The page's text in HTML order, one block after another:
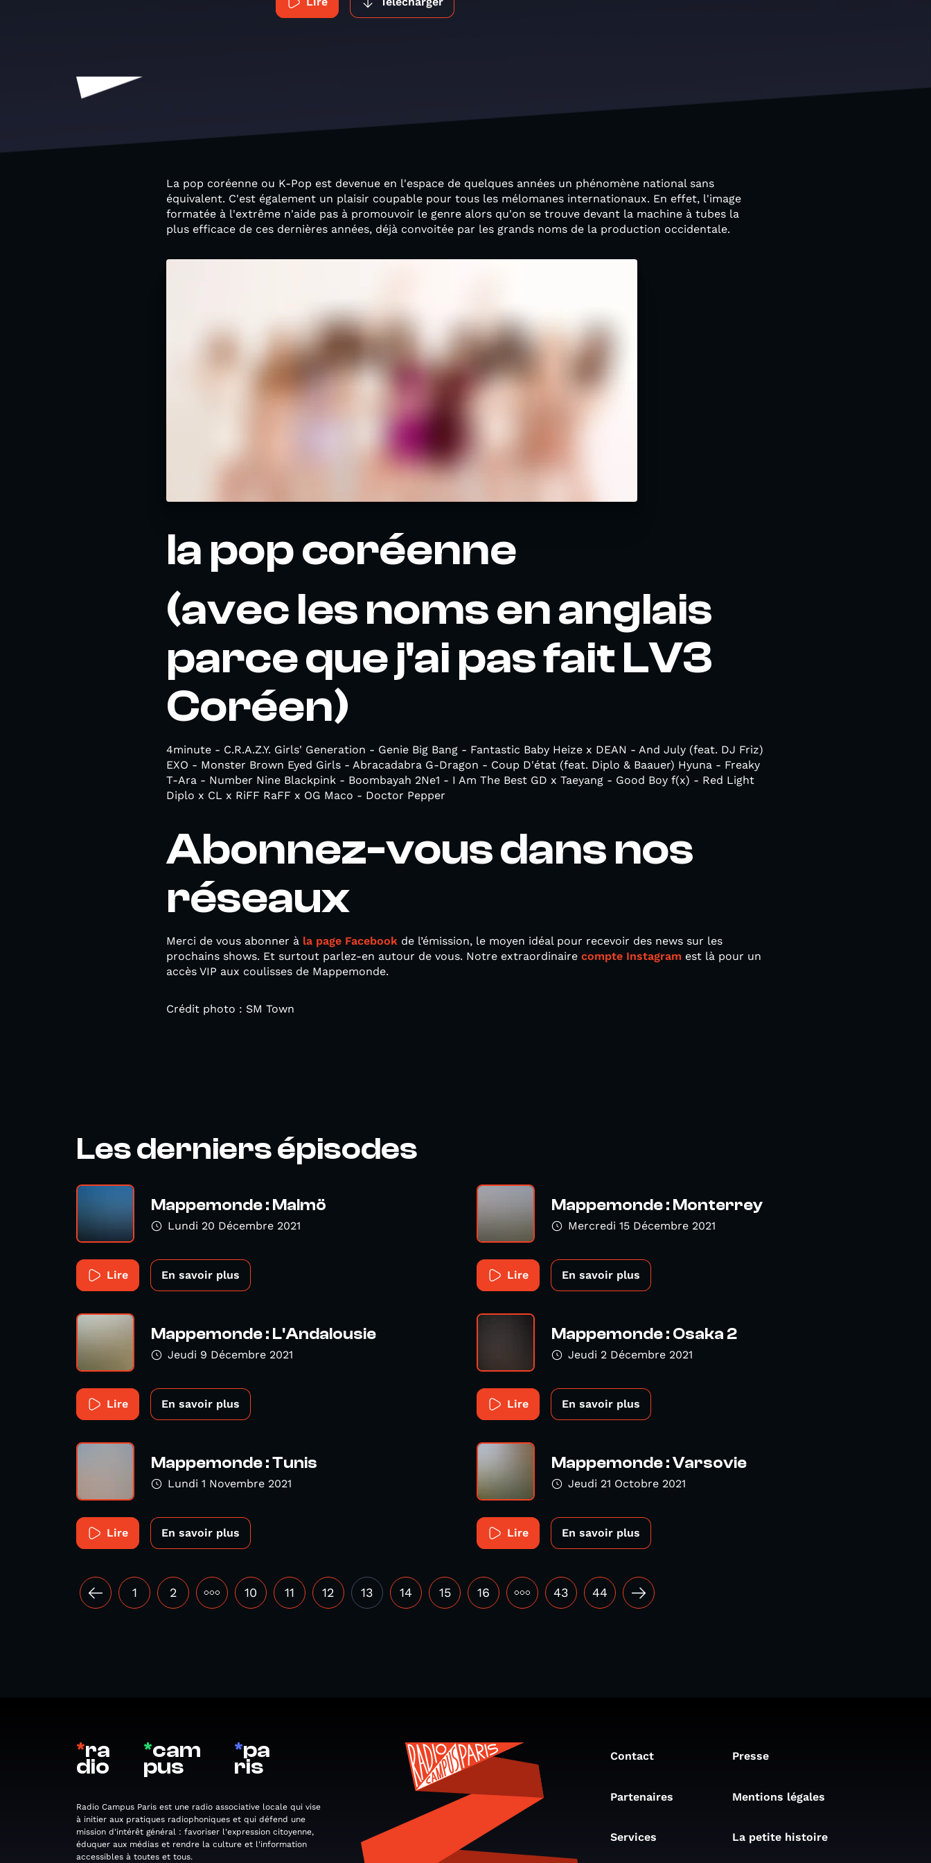
La pop coréenne ou K-Pop est devenue en l'espace de quelques années un phénomène national sans
équivalent. C'est également un plaisir coupable pour tous les mélomanes internationaux. En effet, l'image
formatée à l'extrême n'aide pas à promouvoir le genre alors qu'on se trouve devant la machine à tubes la
plus efficace de ces dernières années, déjà convoitée par les grands noms de la production occidentale.
la pop coréenne
(avec les noms en anglais
parce que j'ai pas fait LV3
Coréen)
4minute - C.R.A.Z.Y. Girls' Generation - Genie Big Bang - Fantastic Baby Heize x DEAN - And July (feat. DJ Friz)
EXO - Monster Brown Eyed Girls - Abracadabra G-Dragon - Coup D'état (feat. Diplo & Baauer) Hyuna - Freaky
T-Ara - Number Nine Blackpink - Boombayah 2Ne1 - I Am The Best GD x Taeyang - Good Boy f(x) - Red Light
Diplo x CL x RiFF RaFF x OG Maco - Doctor Pepper
Abonnez-vous dans nos
réseaux
Merci de vous abonner à la page Facebook de l’émission, le moyen idéal pour recevoir des news sur les
prochains shows. Et surtout parlez-en autour de vous. Notre extraordinaire compte Instagram est là pour un
accès VIP aux coulisses de Mappemonde.
Crédit photo : SM Town
Les derniers épisodes
Mappemonde : Malmö
Lundi 20 Décembre 2021
Lire En savoir plus
Mappemonde : Monterrey
Mercredi 15 Décembre 2021
Lire En savoir plus
Mappemonde : L'Andalousie
Jeudi 9 Décembre 2021
Lire En savoir plus
Mappemonde : Osaka 2
Jeudi 2 Décembre 2021
Lire En savoir plus
Mappemonde : Tunis
Lundi 1 Novembre 2021
Lire En savoir plus
Mappemonde : Varsovie
Jeudi 21 Octobre 2021
Lire En savoir plus
1 2 ••• 10 11 12 13 14 15 16 ••• 43 44
*ra
dio
*cam
pus
*pa
ris
Radio Campus Paris est une radio associative locale qui vise
à initier aux pratiques radiophoniques et qui défend une
mission d'intérêt général : favoriser l'expression citoyenne,
éduquer aux médias et rendre la culture et l'information
accessibles à toutes et tous.
Contact Presse
Partenaires Mentions légales
Services La petite histoire